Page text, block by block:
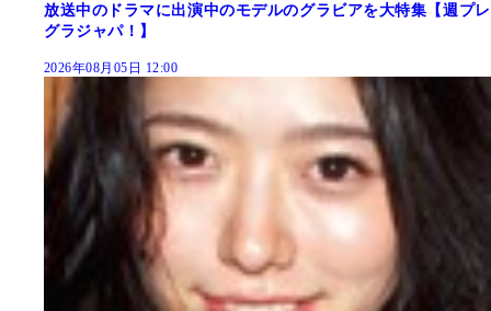
放送中のドラマに出演中のモデルのグラビアを大特集【週プレ
グラジャパ！】
2026年08月05日 12:00